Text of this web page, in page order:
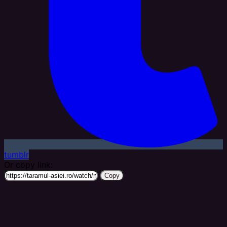
tumblr
Or copy link:
Copy